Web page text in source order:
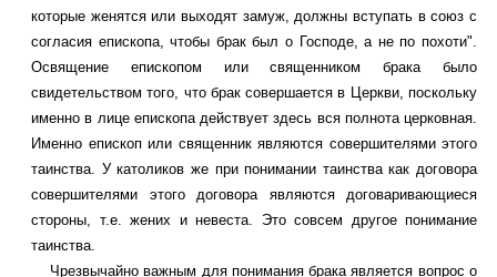
которые женятся или выходят замуж, должны вступать в союз с
согласия епископа, чтобы брак был о Господе, а не по похоти".
Освящение епископом или священником брака было
свидетельством того, что брак совершается в Церкви, поскольку
именно в лице епископа действует здесь вся полнота церковная.
Именно епископ или священник являются совершителями этого
таинства. У католиков же при понимании таинства как договора
совершителями этого договора являются договаривающиеся
стороны, т.е. жених и невеста. Это совсем другое понимание
таинства.
Чрезвычайно важным для понимания брака является вопрос о